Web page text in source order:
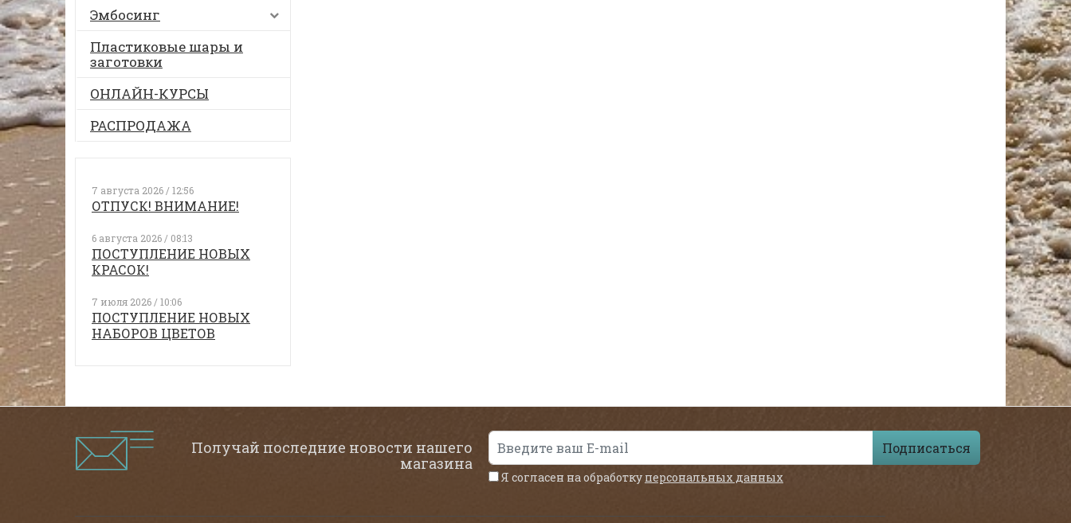
Эмбосинг
Пластиковые шары и
заготовки
ОНЛАЙН-КУРСЫ
РАСПРОДАЖА
7 августа 2026 / 12:56
ОТПУСК! ВНИМАНИЕ!
6 августа 2026 / 08:13
ПОСТУПЛЕНИЕ НОВЫХ
КРАСОК!
7 июля 2026 / 10:06
ПОСТУПЛЕНИЕ НОВЫХ
НАБОРОВ ЦВЕТОВ
Получай последние новости нашего
магазина
Подписаться
Я согласен на обработку персональных данных